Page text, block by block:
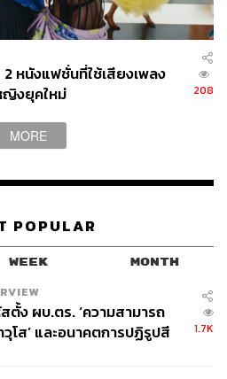
หนังแฟชั่นที่ใช้เสียงเพลง
ญิงยุคใหม่
208
MORE
POPULAR
WEEK MONTH
ตั้ง ผบ.ตร. ‘ความสามารถ
วุโส’ และอนาคตการปฏิรูปสี
1.7K